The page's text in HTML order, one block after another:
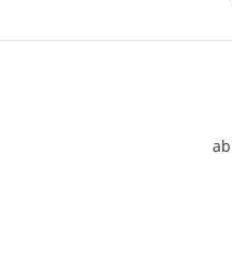
ab